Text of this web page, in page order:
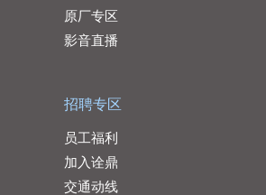
原厂专区
影音直播
招聘专区
员工福利
加入诠鼎
交通动线